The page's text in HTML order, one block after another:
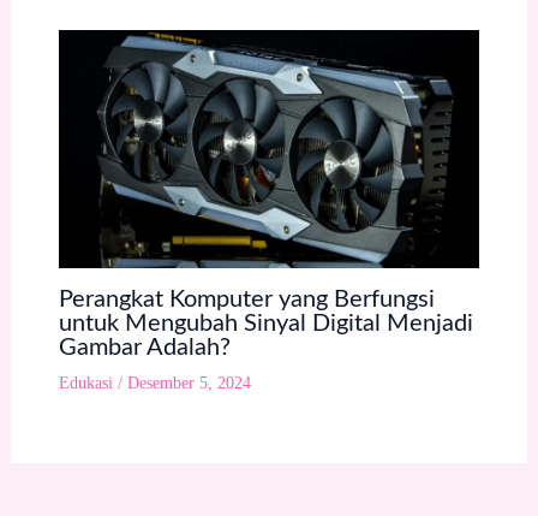
Perangkat Komputer yang Berfungsi
untuk Mengubah Sinyal Digital Menjadi
Gambar Adalah?
Edukasi / Desember 5, 2024